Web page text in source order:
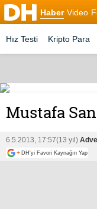
Haber Video
Hız Testi Kripto Para
Mustafa
6.5.2013, 17:57(13 yıl)
+ DH'yi Favori Kaynağın Yap